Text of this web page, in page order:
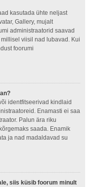
kasutada ühte neljast
Gallery, mujalt
administraatorid saavad
viisil nad lubavad. Kui
foorumi
identfitseerivad kindlaid
Enamasti ei saa
Palun ära riku
saada. Enamik
ja nad madaldavad su
siis küsib foorum minult